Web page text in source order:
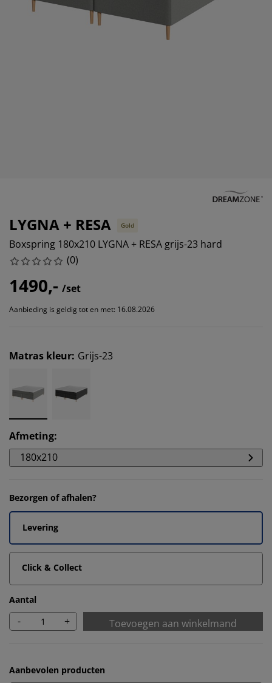
en accessoires
LYGNA + RESA Gold
Boxspring 180x210 LYGNA + RESA grijs-23 hard
(0)
1490,- /set
Aanbieding is geldig tot en met: 16.08.2026
Matras kleur: Grijs-23
Afmeting:
180x210
Bezorgen of afhalen?
Levering
Click & Collect
Aantal
- + Toevoegen aan winkelmand
Aanbevolen producten